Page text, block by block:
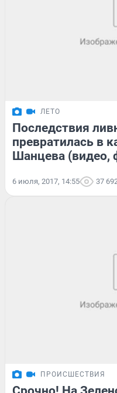
ЛЕТО
Последствия
превратилась в
Шанцева (видео,
6 июля, 2017, 14:55 37
ПРОИСШЕСТВИЯ